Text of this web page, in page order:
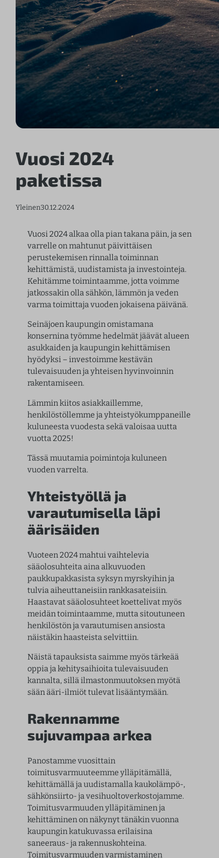
Vuosi 2024
paketissa
Yleinen30.12.2024
Vuosi 2024 alkaa olla pian takana päin, ja sen
varrelle on mahtunut päivittäisen
perustekemisen rinnalla toiminnan
kehittämistä, uudistamista ja investointeja.
Kehitämme toimintaamme, jotta voimme
jatkossakin olla sähkön, lämmön ja veden
varma toimittaja vuoden jokaisena päivänä.
Seinäjoen kaupungin omistamana
konsernina työmme hedelmät jäävät alueen
asukkaiden ja kaupungin kehittämisen
hyödyksi – investoimme kestävän
tulevaisuuden ja yhteisen hyvinvoinnin
rakentamiseen.
Lämmin kiitos asiakkaillemme,
henkilöstöllemme ja yhteistyökumppaneille
kuluneesta vuodesta sekä valoisaa uutta
vuotta 2025!
Tässä muutamia poimintoja kuluneen
vuoden varrelta.
Yhteistyöllä ja
varautumisella läpi
äärisäiden
Vuoteen 2024 mahtui vaihtelevia
sääolosuhteita aina alkuvuoden
paukkupakkasista syksyn myrskyihin ja
tulvia aiheuttaneisiin rankkasateisiin.
Haastavat sääolosuhteet koettelivat myös
meidän toimintaamme, mutta sitoutuneen
henkilöstön ja varautumisen ansiosta
näistäkin haasteista selvittiin.
Näistä tapauksista saimme myös tärkeää
oppia ja kehitysaihioita tulevaisuuden
kannalta, sillä ilmastonmuutoksen myötä
sään ääri-ilmiöt tulevat lisääntymään.
Rakennamme
sujuvampaa arkea
Panostamme vuosittain
toimitusvarmuuteemme ylläpitämällä,
kehittämällä ja uudistamalla kaukolämpö-,
sähkönsiirto- ja vesihuoltoverkostojamme.
Toimitusvarmuuden ylläpitäminen ja
kehittäminen on näkynyt tänäkin vuonna
kaupungin katukuvassa erilaisina
saneeraus- ja rakennuskohteina.
Toimitusvarmuuden varmistaminen